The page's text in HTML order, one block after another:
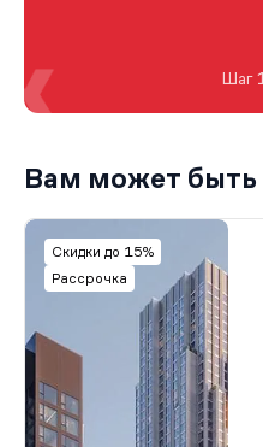
Шаг
Вам может быть
Скидки до 15%
Рассрочка